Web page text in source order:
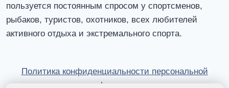
пользуется постоянным спросом у спортсменов,
рыбаков, туристов, охотников, всех любителей
активного отдыха и экстремального спорта.
Политика конфиденциальности персональной
информации